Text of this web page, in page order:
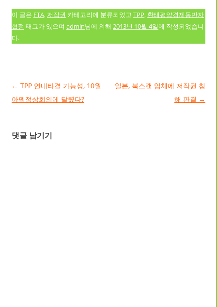
이 글은 FTA, 저작권 카테고리에 분류되었고 TPP, 환태평양경제동반자
협정 태그가 있으며 admin님에 의해 2013년 10월 4일에 작성되었습니
다.
글 네비게이션
← TPP 연내타결 가능성, 10월
아펙정상회의에 달렸다?
일본, 북스캔 업체에 저작권 침
해 판결 →
댓글 남기기